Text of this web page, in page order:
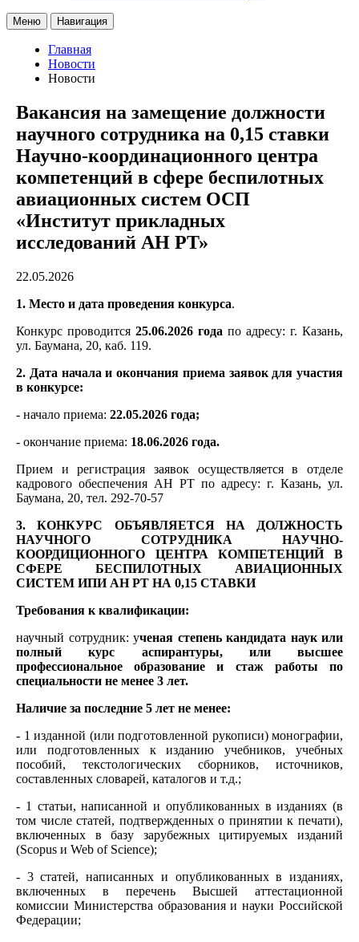
Меню Навигация
Главная
Новости
Новости
Вакансия на замещение должности
научного сотрудника на 0,15 ставки
Научно-координационного центра
компетенций в сфере беспилотных
авиационных систем ОСП
«Институт прикладных
исследований АН РТ»
22.05.2026
1. Место и дата проведения конкурса.
Конкурс проводится 25.06.2026 года по адресу: г. Казань,
ул. Баумана, 20, каб. 119.
2. Дата начала и окончания приема заявок для участия
в конкурсе:
- начало приема: 22.05.2026 года;
- окончание приема: 18.06.2026 года.
Прием и регистрация заявок осуществляется в отделе
кадрового обеспечения АН РТ по адресу: г. Казань, ул.
Баумана, 20, тел. 292-70-57
3. КОНКУРС ОБЪЯВЛЯЕТСЯ НА ДОЛЖНОСТЬ
НАУЧНОГО СОТРУДНИКА НАУЧНО-
КООРДИЦИОННОГО ЦЕНТРА КОМПЕТЕНЦИЙ В
СФЕРЕ БЕСПИЛОТНЫХ АВИАЦИОННЫХ
СИСТЕМ ИПИ АН РТ НА 0,15 СТАВКИ
Требования к квалификации:
научный сотрудник: ученая степень кандидата наук или
полный курс аспирантуры, или высшее
профессиональное образование и стаж работы по
специальности не менее 3 лет.
Наличие за последние 5 лет не менее:
- 1 изданной (или подготовленной рукописи) монографии,
или подготовленных к изданию учебников, учебных
пособий, текстологических сборников, источников,
составленных словарей, каталогов и т.д.;
- 1 статьи, написанной и опубликованных в изданиях (в
том числе статей, подтвержденных о принятии к печати),
включенных в базу зарубежных цитируемых изданий
(Scopus и Web of Science);
- 3 статей, написанных и опубликованных в изданиях,
включенных в перечень Высшей аттестационной
комиссии Министерства образования и науки Российской
Федерации;